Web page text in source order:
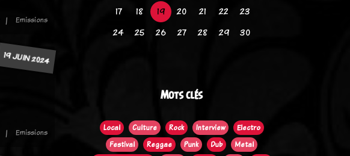
Emissions
19 JUIN 2024
Emissions
17
18 19 20 21 22
23
24
25 26 27 28 29 30
Mots clés
Local Culture Rock Interview
Electro
Festival
Reggae Punk Dub
Metal